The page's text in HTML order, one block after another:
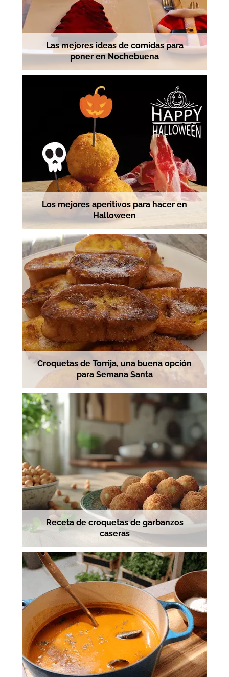
Las mejores ideas de comidas para
poner en Nochebuena
Los mejores aperitivos para hacer en
Halloween
Croquetas de Torrija, una buena opción
para Semana Santa
Receta de croquetas de garbanzos
caseras